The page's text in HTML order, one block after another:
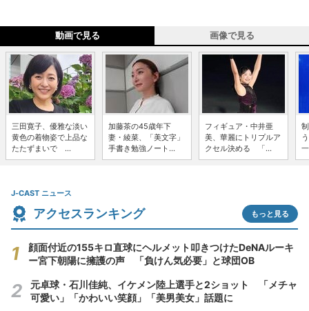
動画で見る 画像で見る
三田寛子、優雅な淡い
黄色の着物姿で上品な
たたずまいで ...
加藤茶の45歳年下
妻・綾菜、「美文字」
手書き勉強ノート...
フィギュア・中井亜
美、華麗にトリプルア
クセル決める 「...
J-CAST ニュース
アクセスランキング もっと見る
顔面付近の155キロ直球にヘルメット叩きつけたDeNAルーキ
ー宮下朝陽に擁護の声 「負けん気必要」と球団OB
元卓球・石川佳純、イケメン陸上選手と2ショット 「メチャ
可愛い」「かわいい笑顔」「美男美女」話題に